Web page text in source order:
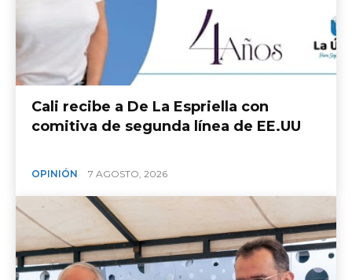
Cali recibe a De La Espriella con
comitiva de segunda línea de EE.UU
OPINIÓN 7 AGOSTO, 2026